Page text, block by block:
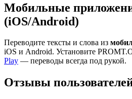
Мобильные
(iOS/Android)
Переводите тексты и слова из
iOS и Android. Установите
Play — переводы всегда под рукой.
Отзывы